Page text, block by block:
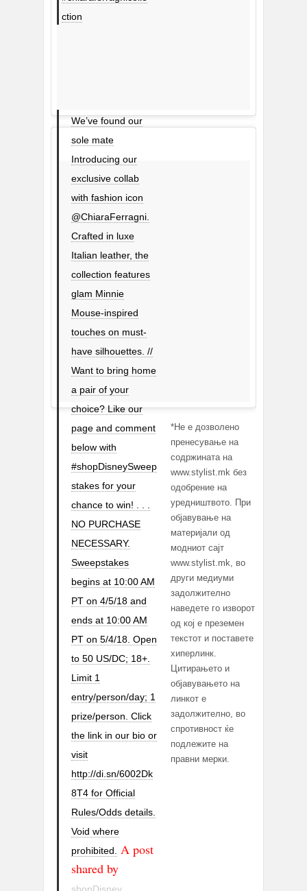
ction
We’ve found our
sole mate
Introducing our
exclusive collab
with fashion icon
@ChiaraFerragni.
Crafted in luxe
Italian leather, the
collection features
glam Minnie
Mouse-inspired
touches on must-
have silhouettes. //
Want to bring home
a pair of your
choice? Like our
page and comment
below with
#shopDisneySweep
stakes for your
chance to win! . . .
NO PURCHASE
NECESSARY.
Sweepstakes
begins at 10:00 AM
PT on 4/5/18 and
ends at 10:00 AM
PT on 5/4/18. Open
to 50 US/DC; 18+.
Limit 1
entry/person/day; 1
prize/person. Click
the link in our bio or
visit
http://di.sn/6002Dk
8T4 for Official
Rules/Odds details.
Void where
prohibited.
A post
shared by
*Не е дозволено
пренесување на
содржината на
www.stylist.mk без
одобрение на
уредништвото. При
објавување на
материјали од
модниот сајт
www.stylist.mk, во
други медиуми
задолжително
наведете го изворот
од кој е преземен
текстот и поставете
хиперлинк.
Цитирањето и
објавувањето на
линкот е
задолжително, во
спротивност ќе
подлежите на
правни мерки.